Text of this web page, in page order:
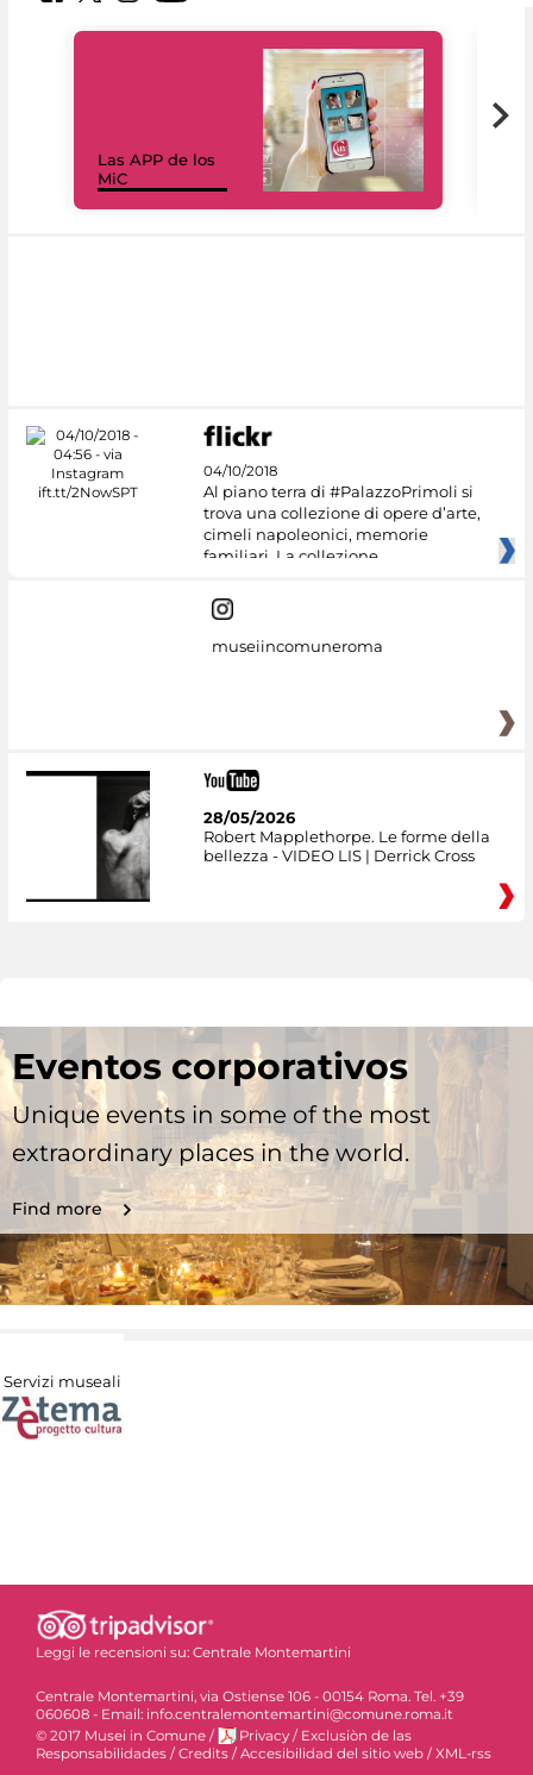
Las APP de los
MiC
04/10/2018
Al piano terra di #PalazzoPrimoli si
trova una collezione di opere d’arte,
cimeli napoleonici, memorie
familiari. La collezione
museiincomuneroma
28/05/2026
Robert Mapplethorpe. Le forme della
bellezza - VIDEO LIS | Derrick Cross
Eventos corporativos
Unique events in some of the most
extraordinary places in the world.
Find more
Servizi museali
Leggi le recensioni su: Centrale Montemartini
Centrale Montemartini, via Ostiense 106 - 00154 Roma. Tel. +39
060608 - Email: info.centralemontemartini@comune.roma.it
© 2017 Musei in Comune / Privacy / Exclusiòn de las
Responsabilidades / Credits / Accesibilidad del sitio web / XML-rss